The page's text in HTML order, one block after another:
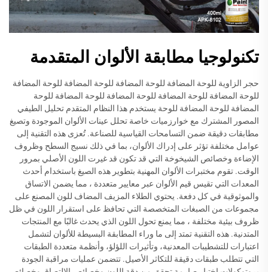
تكنولوجيا مطابقة الألوان المتقدمة
حجر الزاوية للوحة المضافة للوحة المضافة للوحة المضافة للوحة المضافة
للوحة المضافة للوحة المضافة للوحة المضافة للوحة المضافة للوحة
المضافة للوحة المضافة للوحة يستخدم هذا النظام المتقدم تحليل الطيفي
المصور المشترك مع خوارزميات خاصة تحلل عينات الألوان الموجودة وتصيغ
مطابقات دقيقة ضمن التسامحات القياسية للصناعة. تُعزى هذه التقنية إلى
عوامل مختلفة تؤثر على إدراك الألوان، بما في ذلك نسيج السطح وظروف
الإضاءة وخصائص الشيخوخة التي قد تكون قد غيرت اللون الأصلي بمرور
الوقت. تقوم مختبرات الألوان المهنية بتطوير هذه الصيغ باستخدام أحدث
المعدات التي تقيس قيم الألوان عبر معايير متعددة ، مما يضمن الاتساق
والموثوقية في كل دفعة. يحتوي الطلاء المزيف المضاف للون المصنع على
مجموعات من الصبغات المتخصصة التي تحافظ على استقرار اللون في ظل
ظروف بيئية مختلفة ، مما يمنع تحول اللون الذي يحدث غالبًا مع المنتجات
المتدنية. هذه التقنية تمتد إلى ما وراء المطابقة البسيطة للألوان لتشمل
اعتبارات للتشطيبات المعدنية، وتأثيرات اللؤلؤ، وأنظمة متعددة الطبقات
التي تتطلب طبقات دقيقة للتكاثر الأصيل. تتضمن عمليات مراقبة الجودة